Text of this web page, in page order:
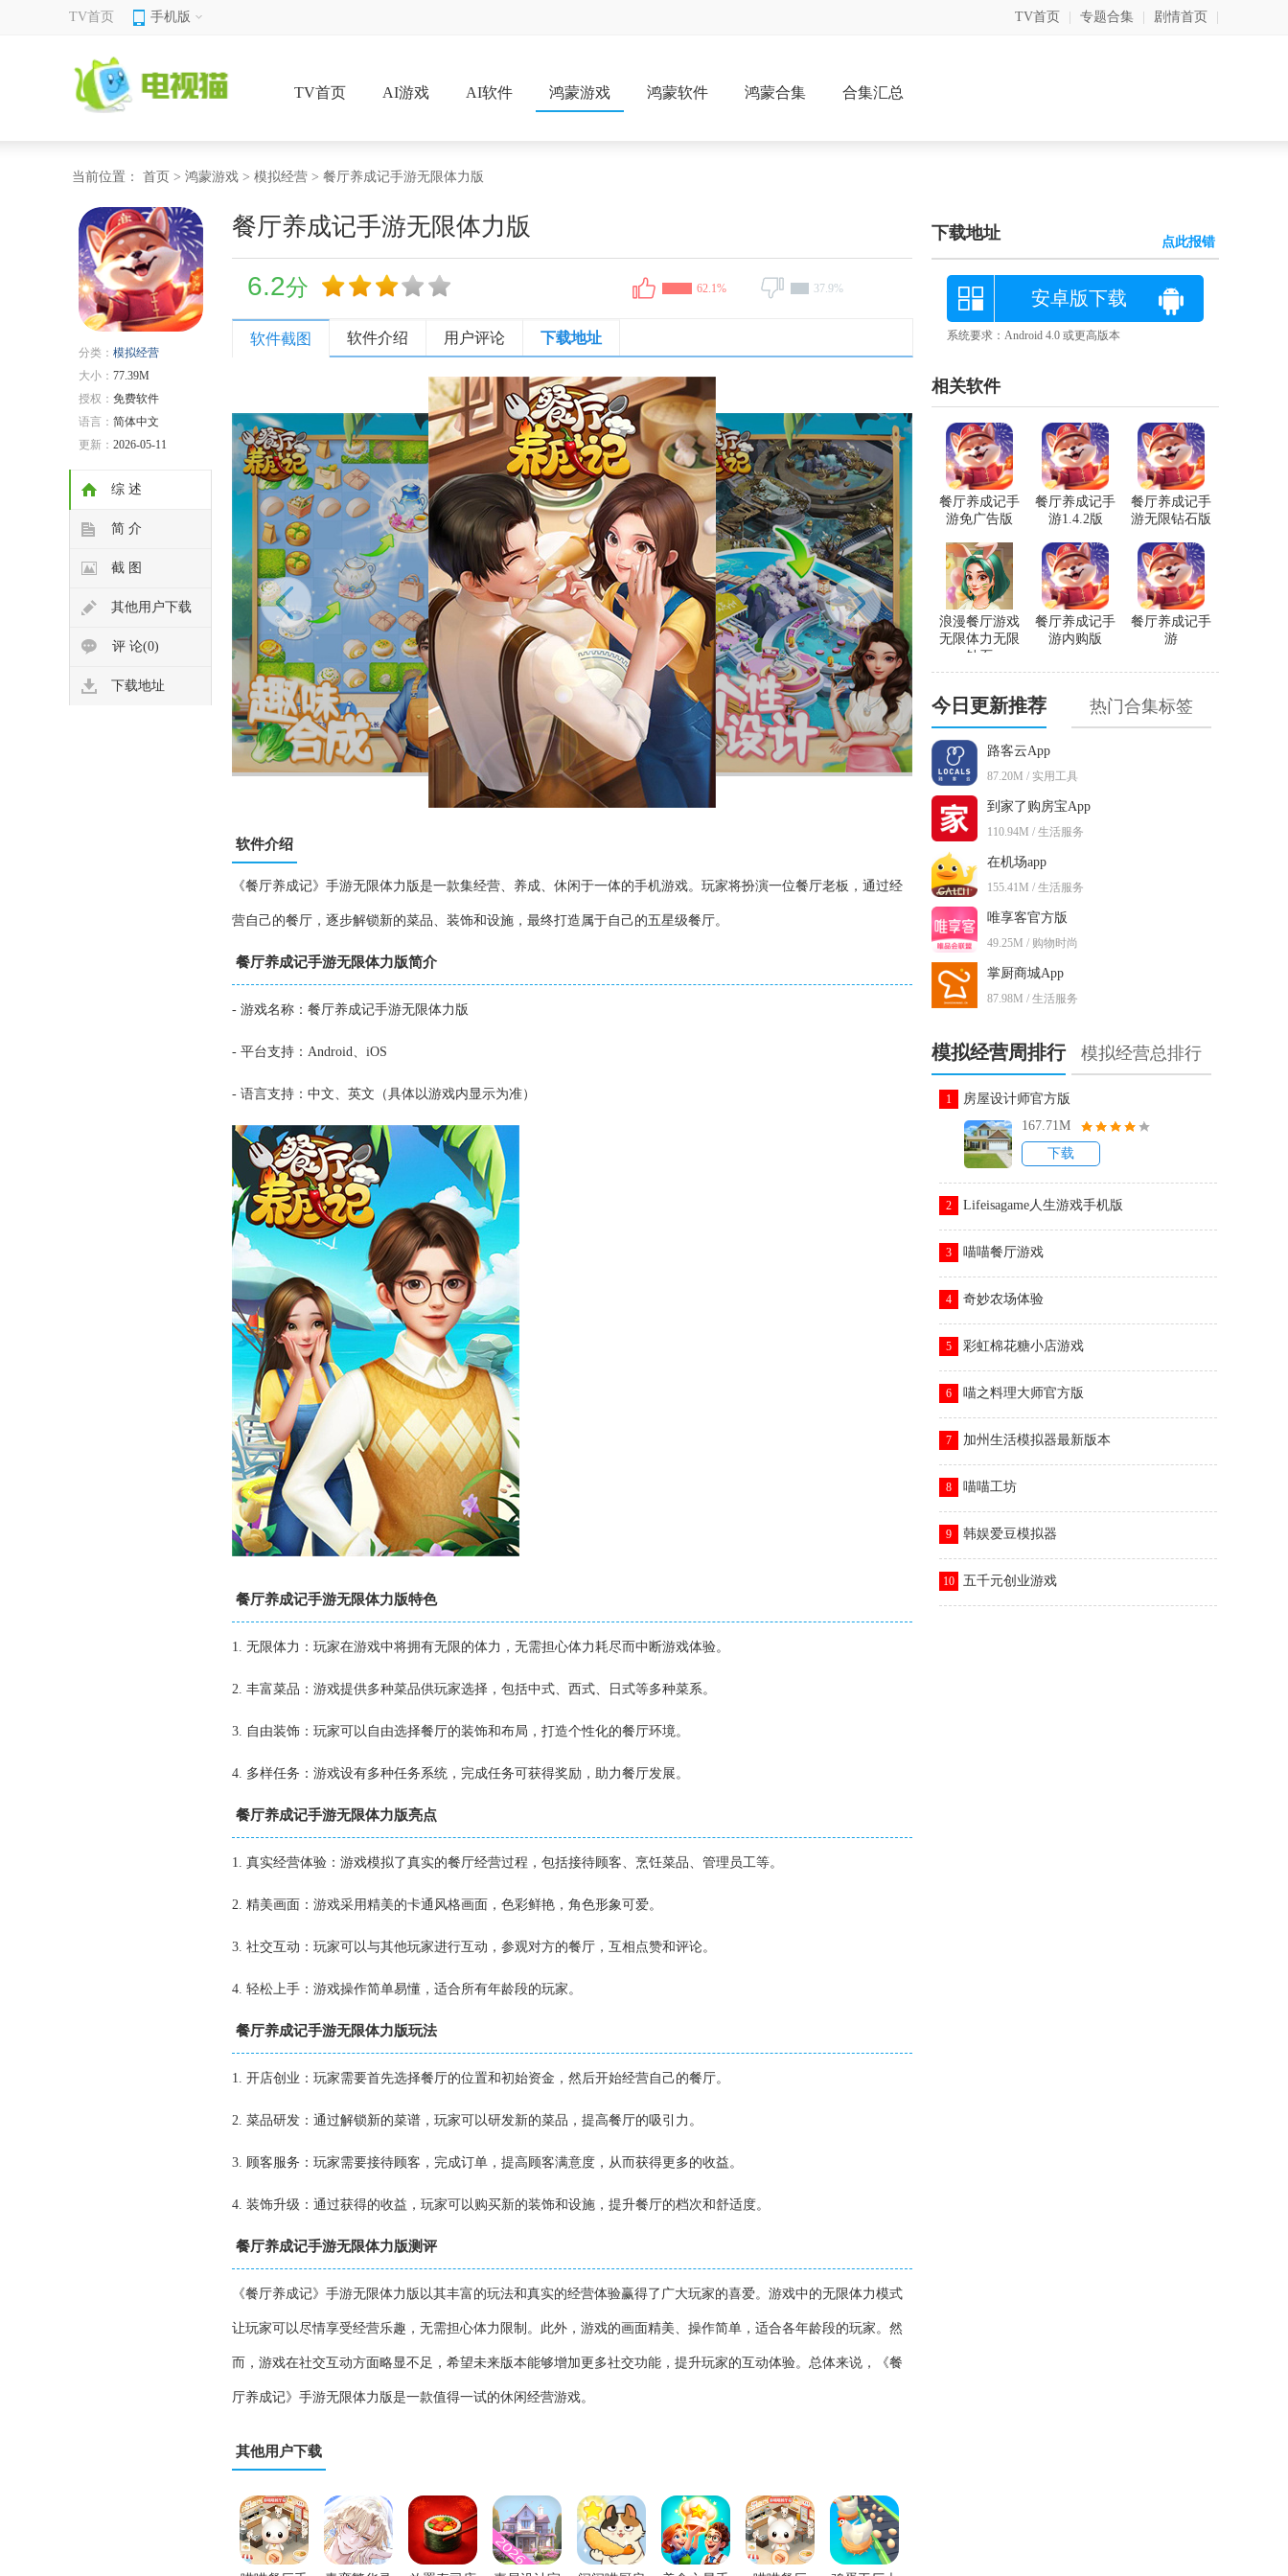
TV首页 手机版 TV首页 专题合集 剧情首页
TV首页 AI游戏 AI软件 鸿蒙游戏 鸿蒙软件 鸿蒙合集 合集汇总
当前位置： 首页 > 鸿蒙游戏 > 模拟经营 > 餐厅养成记手游无限体力版
分类： 模拟经营
大小： 77.39M
授权： 免费软件
语言： 简体中文
更新： 2026-05-11
综 述
简 介
截 图
其他用户下载
评 论(0)
下载地址
餐厅养成记手游无限体力版
6.2分 62.1% 37.9%
软件截图 软件介绍 用户评论 下载地址
软件介绍
《餐厅养成记》手游无限体力版是一款集经营、养成、休闲于一体的手机游戏。玩家将扮演一位餐厅老板，通过经
营自己的餐厅，逐步解锁新的菜品、装饰和设施，最终打造属于自己的五星级餐厅。
餐厅养成记手游无限体力版简介
- 游戏名称：餐厅养成记手游无限体力版
- 平台支持：Android、iOS
- 语言支持：中文、英文（具体以游戏内显示为准）
餐厅养成记手游无限体力版特色
1. 无限体力：玩家在游戏中将拥有无限的体力，无需担心体力耗尽而中断游戏体验。
2. 丰富菜品：游戏提供多种菜品供玩家选择，包括中式、西式、日式等多种菜系。
3. 自由装饰：玩家可以自由选择餐厅的装饰和布局，打造个性化的餐厅环境。
4. 多样任务：游戏设有多种任务系统，完成任务可获得奖励，助力餐厅发展。
餐厅养成记手游无限体力版亮点
1. 真实经营体验：游戏模拟了真实的餐厅经营过程，包括接待顾客、烹饪菜品、管理员工等。
2. 精美画面：游戏采用精美的卡通风格画面，色彩鲜艳，角色形象可爱。
3. 社交互动：玩家可以与其他玩家进行互动，参观对方的餐厅，互相点赞和评论。
4. 轻松上手：游戏操作简单易懂，适合所有年龄段的玩家。
餐厅养成记手游无限体力版玩法
1. 开店创业：玩家需要首先选择餐厅的位置和初始资金，然后开始经营自己的餐厅。
2. 菜品研发：通过解锁新的菜谱，玩家可以研发新的菜品，提高餐厅的吸引力。
3. 顾客服务：玩家需要接待顾客，完成订单，提高顾客满意度，从而获得更多的收益。
4. 装饰升级：通过获得的收益，玩家可以购买新的装饰和设施，提升餐厅的档次和舒适度。
餐厅养成记手游无限体力版测评
《餐厅养成记》手游无限体力版以其丰富的玩法和真实的经营体验赢得了广大玩家的喜爱。游戏中的无限体力模式
让玩家可以尽情享受经营乐趣，无需担心体力限制。此外，游戏的画面精美、操作简单，适合各年龄段的玩家。然
而，游戏在社交互动方面略显不足，希望未来版本能够增加更多社交功能，提升玩家的互动体验。总体来说，《餐
厅养成记》手游无限体力版是一款值得一试的休闲经营游戏。
其他用户下载
下载地址 点此报错
安卓版下载
系统要求：Android 4.0 或更高版本
相关软件
餐厅养成记手
游无限钻石版
餐厅养成记手
游1.4.2版
餐厅养成记手
游免广告版
餐厅养成记手
游
餐厅养成记手
游内购版
浪漫餐厅游戏
无限体力无限
钻石
今日更新推荐 热门合集标签
路客云App
87.20M / 实用工具
到家了购房宝App
110.94M / 生活服务
在机场app
155.41M / 生活服务
唯享客官方版
49.25M / 购物时尚
掌厨商城App
87.98M / 生活服务
模拟经营周排行 模拟经营总排行
1
房屋设计师官方版
167.71M
下载
2 Lifeisagame人生游戏手机版
3 喵喵餐厅游戏
4 奇妙农场体验
5 彩虹棉花糖小店游戏
6 喵之料理大师官方版
7 加州生活模拟器最新版本
8 喵喵工坊
9 韩娱爱豆模拟器
10 五千元创业游戏